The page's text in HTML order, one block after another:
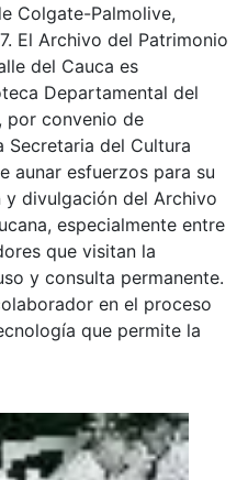
Colgate-Palmolive,
El Archivo del Patrimonio
del Cauca es
Departamental del
por convenio de
del Cultura
aunar esfuerzos para su
divulgación del Archivo
especialmente entre
que visitan la
y consulta permanente.
en el proceso
que permite la